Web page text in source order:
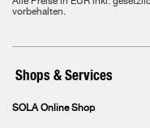
vorbehalten.
Shops & Services
SOLA Online Shop